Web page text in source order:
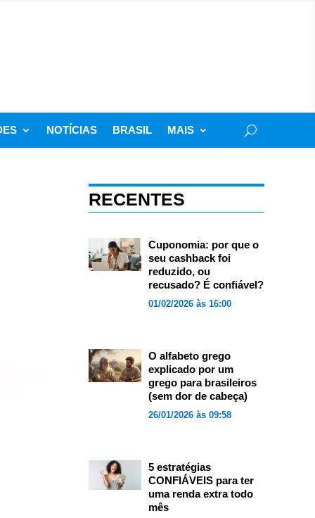
NOTÍCIAS BRASIL MAIS
RECENTES
Cuponomia: por que o
seu cashback foi
reduzido, ou
recusado? É confiável?
01/02/2026 às 16:00
O alfabeto grego
explicado por um
grego para brasileiros
(sem dor de cabeça)
26/01/2026 às 09:58
5 estratégias
CONFIÁVEIS para ter
uma renda extra todo
mês